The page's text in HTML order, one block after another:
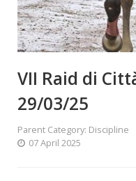
VII Raid di
29/03/25
Parent Category: Discipline
07 April 2025